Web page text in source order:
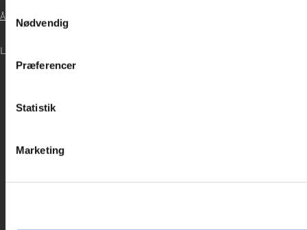
Vi bruger cookies til at tilpasse vores indhold og annoncer,
data med andre oplysninger, du har givet dem, eller som de
Nødvendig
Præferencer
Statistik
Marketing
Årsrapport 2024
LOG IND